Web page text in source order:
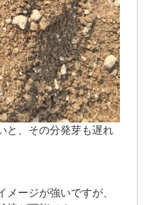
と、その分発芽も遅れ
ージが強いですが、